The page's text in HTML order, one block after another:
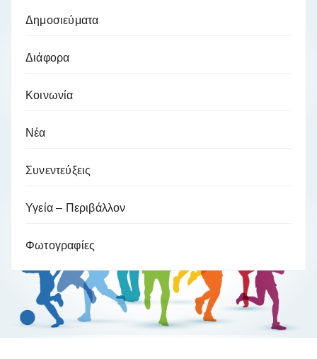
Δημοσιεύματα
Διάφορα
Κοινωνία
Νέα
Συνεντεύξεις
Υγεία – Περιβάλλον
Φωτογραφίες